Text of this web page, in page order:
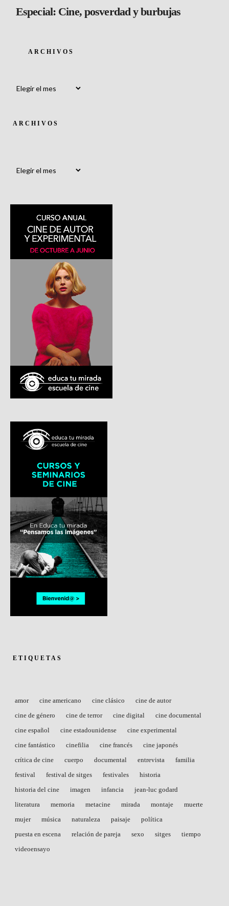
Especial: Cine, posverdad y burbujas
ARCHIVOS
ARCHIVOS
ETIQUETAS
amor cine americano cine clásico
cine de autor
cine de género
cine de terror cine digital
cine documental
cine español
cine estadounidense
cine experimental
cine fantástico
cinefilia cine francés
cine japonés
crítica de cine
cuerpo documental entrevista
familia
festival
festival de sitges festivales
historia
historia del cine
imagen infancia
jean-luc godard
literatura
memoria metacine mirada montaje
muerte
mujer
música naturaleza paisaje
política
puesta en escena
relación de pareja sexo sitges
tiempo
videoensayo